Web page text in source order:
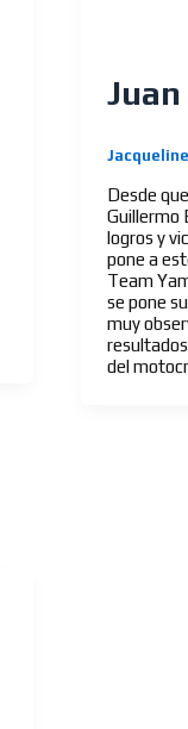
Desde
Guillermo
logros y
pone a
Team
se pone
muy
del